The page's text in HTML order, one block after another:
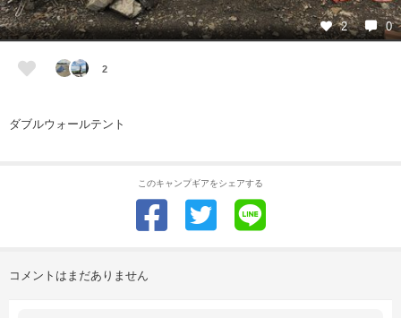
2 0
2
ダブルウォールテント
このキャンプギアをシェアする
コメントはまだありません